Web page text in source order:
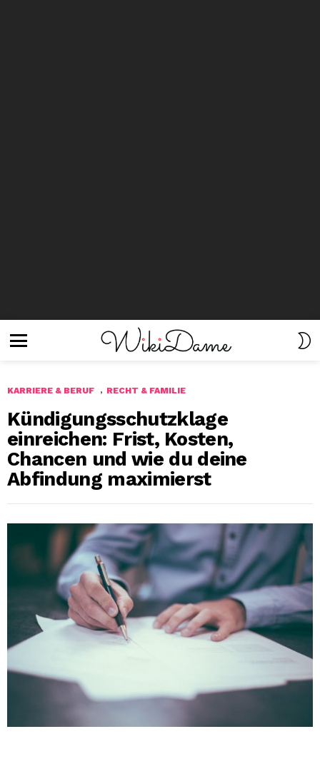
KARRIERE & BERUF , RECHT & FAMILIE
Kündigungsschutzklage
einreichen: Frist, Kosten,
Chancen und wie du deine
Abfindung maximierst